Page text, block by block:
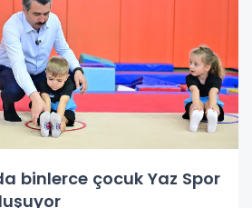
binlerce çocuk Yaz Spor